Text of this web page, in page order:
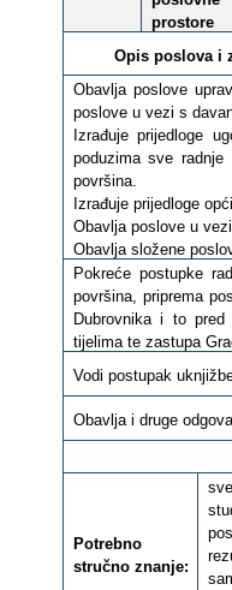
prostore
Opis poslova i
Obavlja poslove
poslove u vezi s
Izrađuje prijedloge
poduzima sve
površina.
Izrađuje prijedloge
Obavlja poslove u
Obavlja složene
Pokreće postupke
površina, priprema
Dubrovnika i to pred
tijelima te zastupa
Vodi postupak
Obavlja i druge
Potrebno
stručno znanje: